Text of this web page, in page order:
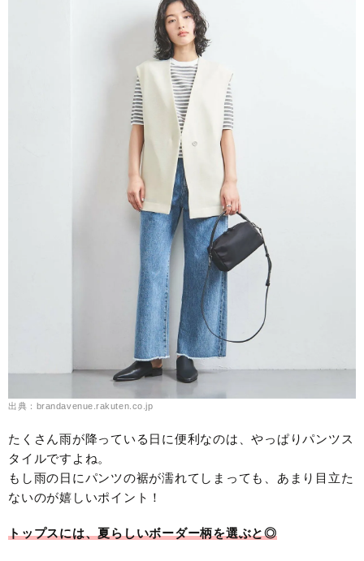
出典：brandavenue.rakuten.co.jp
たくさん雨が降っている日に便利なのは、やっぱりパンツス
タイルですよね。
もし雨の日にパンツの裾が濡れてしまっても、あまり目立た
ないのが嬉しいポイント！
トップスには、夏らしいボーダー柄を選ぶと◎